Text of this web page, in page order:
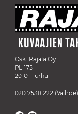
Osk. Rajala Oy
PL 175
20101 Turku
020 7530 222 (Vaihde)